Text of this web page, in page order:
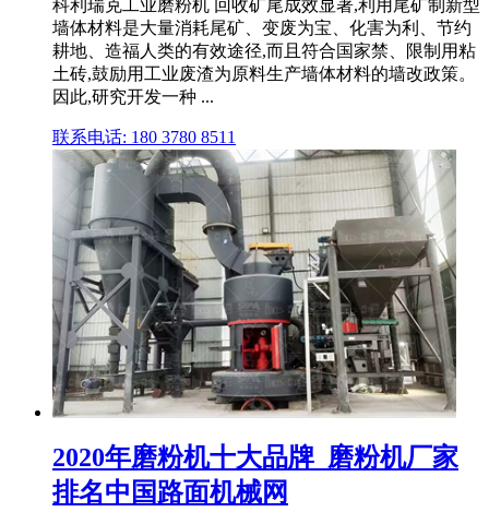
科利瑞克工业磨粉机 回收矿尾成效显著,利用尾矿制新型
墙体材料是大量消耗尾矿、变废为宝、化害为利、节约
耕地、造福人类的有效途径,而且符合国家禁、限制用粘
土砖,鼓励用工业废渣为原料生产墙体材料的墙改政策。
因此,研究开发一种 ...
联系电话: 180 3780 8511
2020年磨粉机十大品牌_磨粉机厂家
排名中国路面机械网